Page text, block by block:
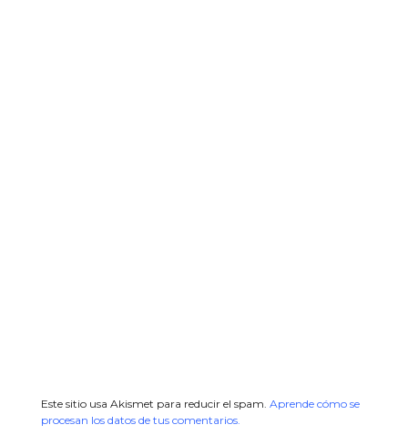
Este sitio usa Akismet para reducir el spam. Aprende cómo se
procesan los datos de tus comentarios.